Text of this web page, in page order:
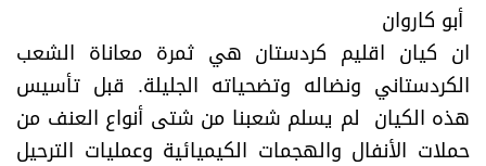
أبو كاروان
ان كيان اقليم كردستان هي ثمرة معاناة الشعب
الكردستاني ونضاله وتضحياته الجليلة. قبل تأسيس
هذه الكيان لم يسلم شعبنا من شتى أنواع العنف من
حملات الأنفال والهجمات الكيميائية وعمليات الترحيل